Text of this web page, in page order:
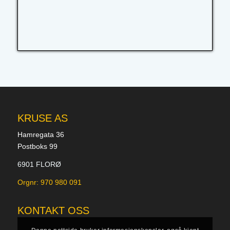
KRUSE AS
Hamregata 36
Postboks 99
6901 FLORØ
Orgnr: 970 980 091
KONTAKT OSS